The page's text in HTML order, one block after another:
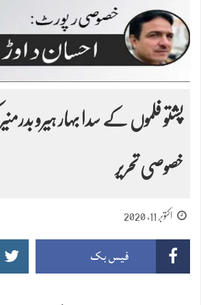
پشتو فلموں کے سدا بہار ہیرو
خصوصی تحریر
اکتوبر 11, 2020
فیس بک